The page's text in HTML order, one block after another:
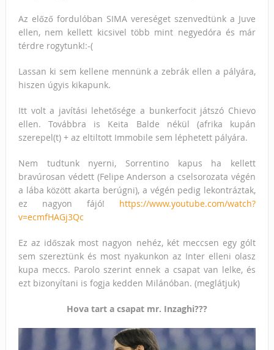
Az előző fordulóban SIMA vereséget szenvedtünk a Juve
ellen, nem kellett kicsivel több mint negyedóra és már
térdre rogytunk!:-(
Lassan ki sem kellene mennünk a zebrák ellen a pályára,
hiszen úgyis kikapunk.
Itt volt a javítási lehetősége a bunkerfocit játszó Chievo
ellen. Továbbra is Keita Balde nékül (afrika kupán
szerepel(t) + az eltiltott Immobile sem léphetett pályára.
Nem tudtunk nyerni, Sorrentino kapus ha kellett
bravúrosan védett (Felipe Anderson a cselsorozata végén
a lába között akarta berúgni), a végén pedig lekontráztak,
ez nagyon fájó! https://www.youtube.com/watch?
v=ecmfHAGj3Qc
Ez az időszak most nagyon nehéz, két meccsen egy gólt
sem szereztünk és most nyakunkon az Inter elleni olasz
kupa meccs. Parolo szerint ennek a csapat van lelke, és
ezt bizonyítani is fogja kedden Milánóban. (meglátjuk)
Hova tart a csapat mr. Inzaghi???